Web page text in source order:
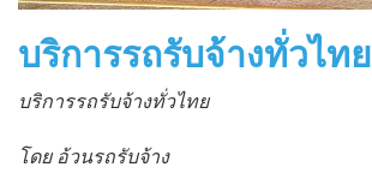
บริการรถรับจ้างทั่วไทย
บริการรถรับจ้างทั่วไทย
โดย อ้วนรถรับจ้าง